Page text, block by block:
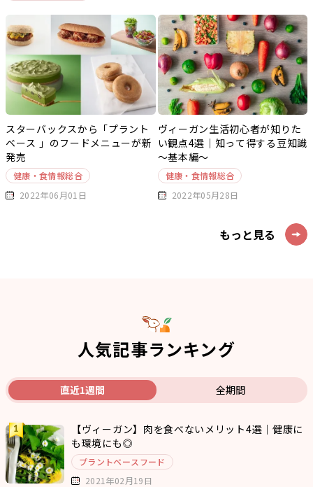
スターバックスから「プラント
ベース 」のフードメニューが新
発売
健康・食情報総合
2022年06月01日
ヴィーガン生活初心者が知りた
い観点4選｜知って得する豆知識
～基本編～
健康・食情報総合
2022年05月28日
もっと見る
人気記事ランキング
直近1週間 全期間
【ヴィーガン】肉を食べないメリット4選｜健康に
も環境にも◎
プラントベースフード
2021年02月19日